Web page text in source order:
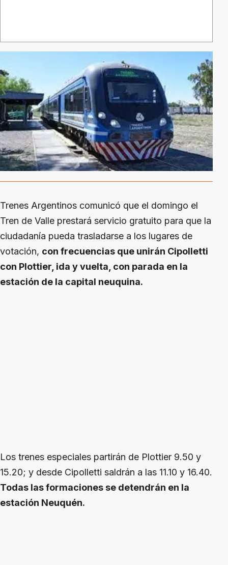
Trenes Argentinos comunicó que el domingo el
Tren de Valle prestará servicio gratuito para que la
ciudadanía pueda trasladarse a los lugares de
votación, con frecuencias que unirán Cipolletti
con Plottier, ida y vuelta, con parada en la
estación de la capital neuquina.
Los trenes especiales partirán de Plottier 9.50 y
15.20; y desde Cipolletti saldrán a las 11.10 y 16.40.
Todas las formaciones se detendrán en la
estación Neuquén.